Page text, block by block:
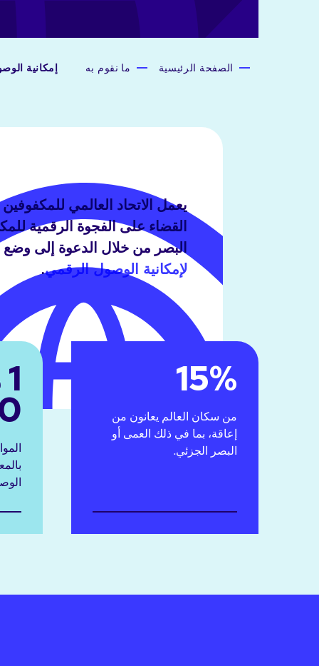
الصفحة الرئيسية ما نقوم به إمكانية
القضاء على الفجوة الرقمية
البصر من خلال الدعوة إلى وضع
لإمكانية الوصول الرقمي.
15%
من سكان العالم يعانون من
إعاقة، بما في ذلك العمى أو
البصر الجزئي.